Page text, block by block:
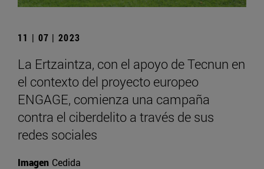
11 | 07 | 2023
La Ertzaintza, con el apoyo de Tecnun en
el contexto del proyecto europeo
ENGAGE, comienza una campaña
contra el ciberdelito a través de sus
redes sociales
Imagen Cedida